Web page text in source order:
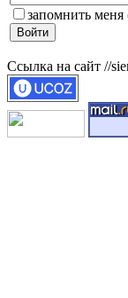
запомнить меня
Ссылка на сайт //